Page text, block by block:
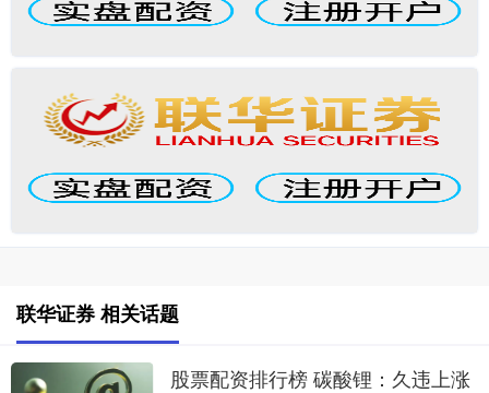
联华证券 相关话题
股票配资排行榜 碳酸锂：久违上涨